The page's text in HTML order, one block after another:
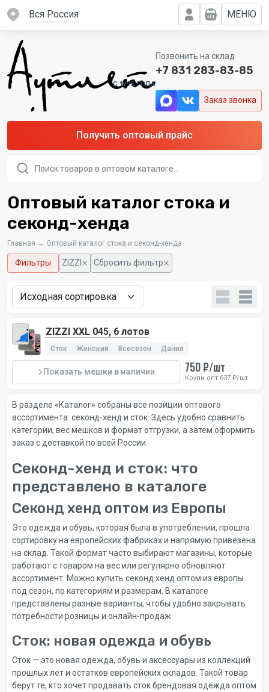
вся Россия МЕНЮ
C 1995 ГОДА
Позвонить на склад
+7 831 283-83-85
Заказ звонка
Получить оптовый прайс
товаров
Оптовый каталог стока и
секонд-хенда
Главная → Оптовый каталог стока и секонд-хенда
Фильтры ZIZZI Сбросить фильтр
ZIZZI XXL 045, 6 лотов
Сток Женский Всесезон Дания
Показать мешки в наличии 750 ₽/шт
Крупн.опт 637 ₽/шт
В разделе «Каталог» собраны все позиции оптового
ассортимента: секонд-хенд и сток. Здесь удобно сравнить
категории, вес мешков и формат отгрузки, а затем оформить
заказ с доставкой по всей России.
Секонд-хенд и сток: что
представлено в каталоге
Секонд хенд оптом из Европы
Это одежда и обувь, которая была в употреблении, прошла
сортировку на европейских фабриках и напрямую привезена
на склад. Такой формат часто выбирают магазины, которые
работают с товаром на вес или регулярно обновляют
ассортимент. Можно купить секонд хенд оптом из европы
под сезон, по категориям и размерам. В каталоге
представлены разные варианты, чтобы удобно закрывать
потребности розницы и онлайн-продаж.
Сток: новая одежда и обувь
Сток — это новая одежда, обувь и аксессуары из коллекций
прошлых лет и остатков европейских складов. Такой товар
берут те, кто хочет продавать сток брендовая одежда оптом